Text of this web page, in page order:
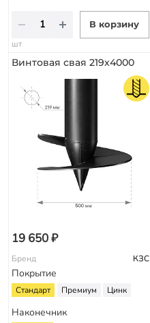
В корзину
шт
Винтовая свая 219х4000
19 650 ₽
Бренд КЗС
Покрытие
Стандарт Премиум Цинк
Наконечник